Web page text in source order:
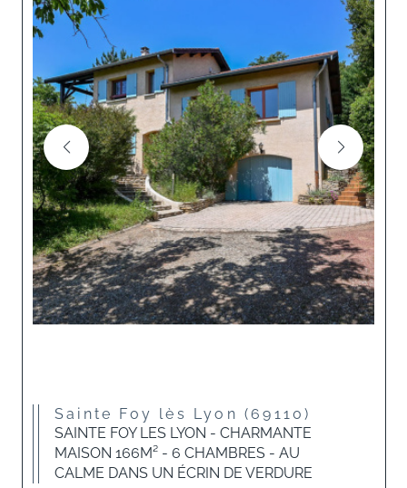
Sainte Foy lès Lyon (69110)
SAINTE FOY LES LYON - CHARMANTE
MAISON 166M² - 6 CHAMBRES - AU
CALME DANS UN ÉCRIN DE VERDURE